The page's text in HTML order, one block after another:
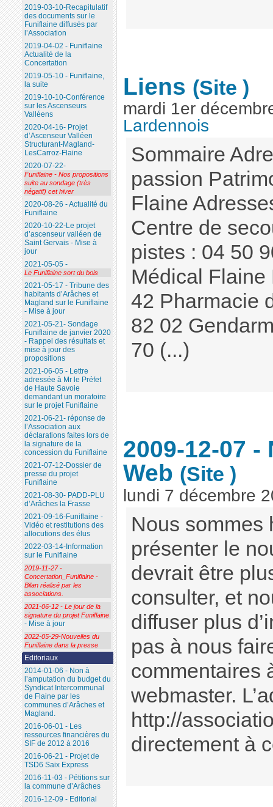
Liens (Site )
mardi 1er
Lardennois
Sommaire
passion
Flaine
Centre de
pistes : 04 50
Médical Flaine
42 Pharmacie
82 02
70 (...)
2009-12-07 -
Web (Site )
lundi 7 décembre
Nous sommes
présenter le
devrait être
consulter, et
diffuser plus
pas à nous
commentaires
webmaster.
http://
directement à
2019-03-10-Recapitulatif
des documents sur le
Funiflaine diffusés par
l’Association
2019-04-02 - Funiflaine
Actualité de la
Concertation
2019-05-10 - Funiflaine,
la suite
2019-10-10-Conférence
sur les Ascenseurs
Valléens
2020-04-16- Projet
d’Ascenseur Valléen
Structurant-Magland-
LesCarroz-Flaine
2020-07-22-
Funiflaine - Nos propositions
suite au sondage (très
négatif) cet hiver
2020-08-26 - Actualité du
Funiflaine
2020-10-22-Le projet
d’ascenseur valléen de
Saint Gervais - Mise à
jour
2021-05-05 -
Le Funiflaine sort du bois
2021-05-17 - Tribune des
habitants d’Arâches et
Magland sur le Funiflaine
- Mise à jour
2021-05-21- Sondage
Funiflaine de janvier 2020
- Rappel des résultats et
mise à jour des
propositions
2021-06-05 - Lettre
adressée à Mr le Préfet
de Haute Savoie
demandant un moratoire
sur le projet Funiflaine
2021-06-21- réponse de
l’Association aux
déclarations faites lors de
la signature de la
concession du Funiflaine
2021-07-12-Dossier de
presse du projet
Funiflaine
2021-08-30- PADD-PLU
d’Arâches la Frasse
2021-09-16-Funiflaine -
Vidéo et restitutions des
allocutions des élus
2022-03-14-Information
sur le Funiflaine
2019-11-27 -
Concertation_Funiflaine -
Bilan réalisé par les
associations.
2021-06-12 - Le jour de la
signature du projet Funiflaine
- Mise à jour
2022-05-29-Nouvelles du
Funiflaine dans la presse
Editoriaux
2014-01-06 - Non à
l’amputation du budget du
Syndicat Intercommunal
de Flaine par les
communes d’Arâches et
Magland.
2016-06-01 - Les
ressources financières du
SIF de 2012 à 2016
2016-06-21 - Projet de
TSD6 Saix Express
2016-11-03 - Pétitions sur
la commune d’Arâches
2016-12-09 - Editorial